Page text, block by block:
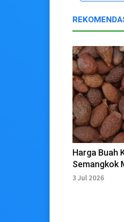
Harga Buah
Semangkok
Warga Ranai
3 Jul 2026